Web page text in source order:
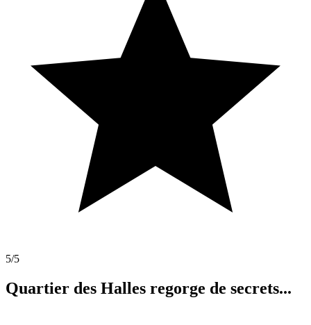
5/5
Quartier des Halles regorge de secrets...